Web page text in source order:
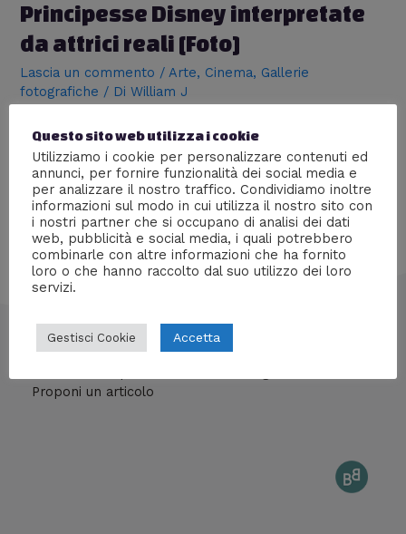
Principesse Disney interpretate
da attrici reali [Foto]
Lascia un commento /Arte, Cinema, Gallerie
fotografiche / DiWilliam J
le attrici di Hollywood.
info@mentedigitale.org
Proponi un articolo
Questo sito web utilizza i cookie
Utilizziamo i cookie per personalizzare contenuti ed
annunci, per fornire funzionalità dei social media e
per analizzare il nostro traffico. Condividiamo inoltre
informazioni sul modo in cui utilizza il nostro sito con
i nostri partner che si occupano di analisi dei dati
web, pubblicità e social media, i quali potrebbero
combinarle con altre informazioni che ha fornito
loro o che hanno raccolto dal suo utilizzo dei loro
servizi.
Gestisci Cookie Accetta